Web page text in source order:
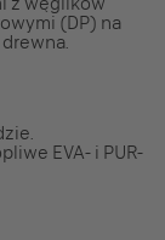
(DP) na
EVA- i PUR-